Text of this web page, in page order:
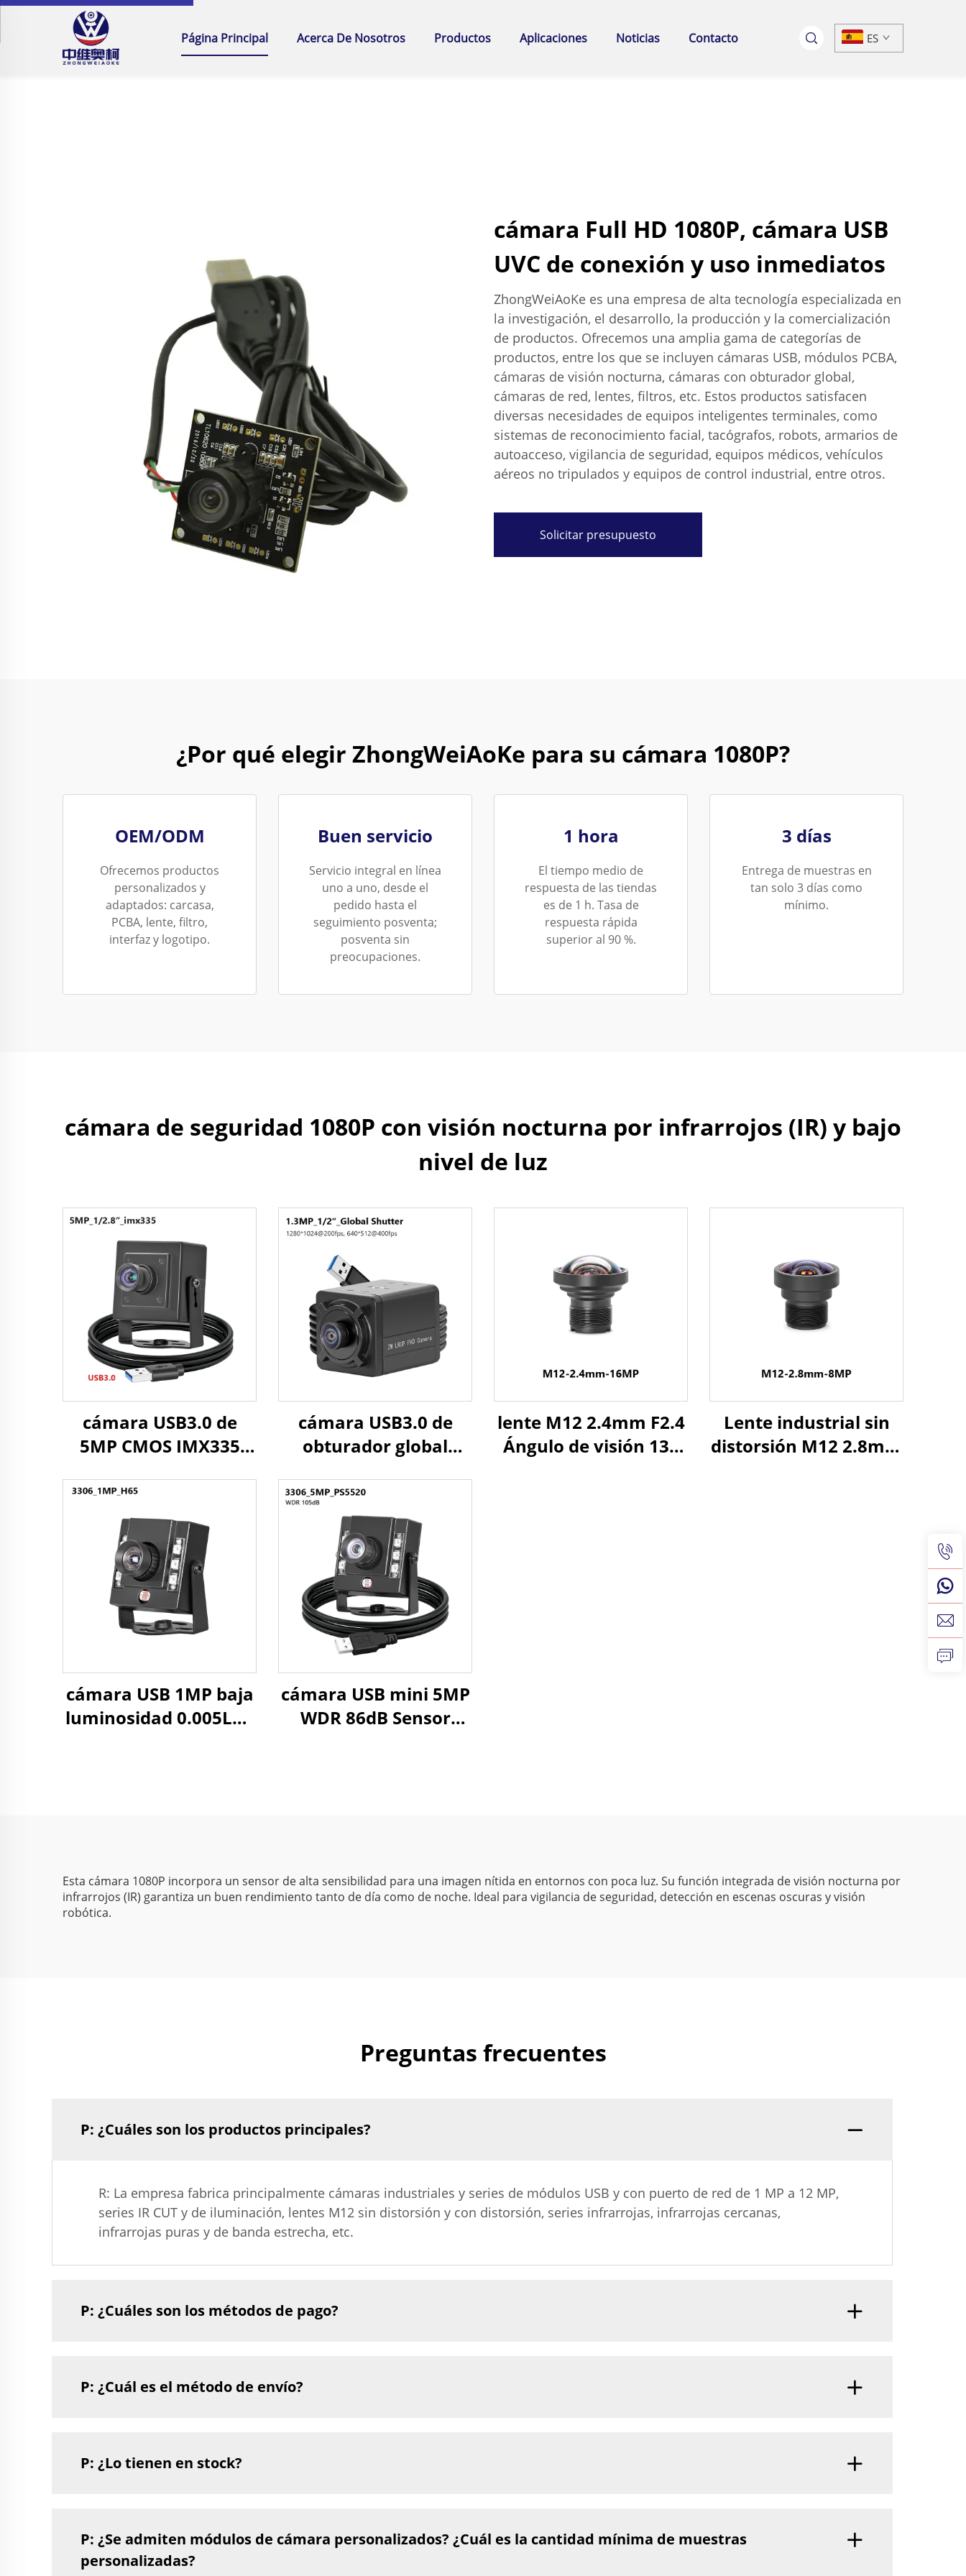
Página Principal Acerca De Nosotros Productos Aplicaciones Noticias Contacto ES
cámara Full HD 1080P, cámara USB
UVC de conexión y uso inmediatos
ZhongWeiAoKe es una empresa de alta tecnología especializada en
la investigación, el desarrollo, la producción y la comercialización
de productos. Ofrecemos una amplia gama de categorías de
productos, entre los que se incluyen cámaras USB, módulos PCBA,
cámaras de visión nocturna, cámaras con obturador global,
cámaras de red, lentes, filtros, etc. Estos productos satisfacen
diversas necesidades de equipos inteligentes terminales, como
sistemas de reconocimiento facial, tacógrafos, robots, armarios de
autoacceso, vigilancia de seguridad, equipos médicos, vehículos
aéreos no tripulados y equipos de control industrial, entre otros.
Solicitar presupuesto
¿Por qué elegir ZhongWeiAoKe para su cámara 1080P?
OEM/ODM
Ofrecemos productos
personalizados y
adaptados: carcasa,
PCBA, lente, filtro,
interfaz y logotipo.
Buen servicio
Servicio integral en línea
uno a uno, desde el
pedido hasta el
seguimiento posventa;
posventa sin
preocupaciones.
1 hora
El tiempo medio de
respuesta de las tiendas
es de 1 h. Tasa de
respuesta rápida
superior al 90 %.
3 días
Entrega de muestras en
tan solo 3 días como
mínimo.
cámara de seguridad 1080P con visión nocturna por infrarrojos (IR) y bajo
nivel de luz
cámara USB3.0 de
5MP CMOS IMX335
60FPS, cámara mini de
alta velocidad para
movimiento rápido
cámara USB3.0 de
obturador global
de alta velocidad para
sistema de visión de
control de calidad
lente M12 2.4mm F2.4
Ángulo de visión 130
Lente industrial sin
distorsión M12 2.8mm
cámara USB 1MP baja
luminosidad 0.005Lux
cámara USB mini 5MP
WDR 86dB Sensor
Esta cámara 1080P incorpora un sensor de alta sensibilidad para una imagen nítida en entornos con poca luz. Su función integrada de visión nocturna por
infrarrojos (IR) garantiza un buen rendimiento tanto de día como de noche. Ideal para vigilancia de seguridad, detección en escenas oscuras y visión
robótica.
Preguntas frecuentes
P: ¿Cuáles son los productos principales?
R: La empresa fabrica principalmente cámaras industriales y series de módulos USB y con puerto de red de 1 MP a 12 MP,
series IR CUT y de iluminación, lentes M12 sin distorsión y con distorsión, series infrarrojas, infrarrojas cercanas,
infrarrojas puras y de banda estrecha, etc.
P: ¿Cuáles son los métodos de pago?
P: ¿Cuál es el método de envío?
P: ¿Lo tienen en stock?
P: ¿Se admiten módulos de cámara personalizados? ¿Cuál es la cantidad mínima de muestras
personalizadas?